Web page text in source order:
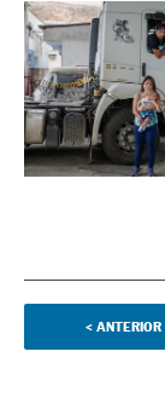
< ANTERIOR